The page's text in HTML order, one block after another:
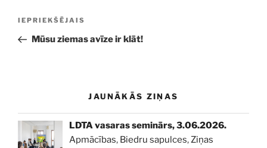
Iepriekšējā
ziņa:
IEPRIEKŠĒJAIS
Mūsu ziemas avīze ir klāt!
JAUNĀKĀS ZIŅAS
LDTA vasaras seminārs, 3.06.2026.
Apmācības, Biedru sapulces,Ziņas